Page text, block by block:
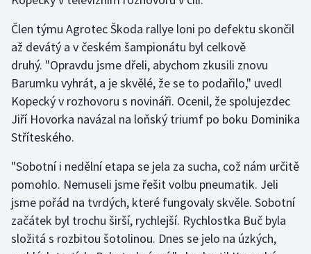
Plážový volejbal
Ragby
Rychlobruslení
Short track
Sportovní střelba
Stolní tenis
Člen týmu Agrotec Škoda rallye loni po defektu skončil
až devátý a v českém šampionátu byl celkově
druhý. "Opravdu jsme dřeli, abychom zkusili znovu
Barumku vyhrát, a je skvělé, že se to podařilo," uvedl
Kopecký v rozhovoru s novináři. Ocenil, že spolujezdec
Jiří Hovorka navázal na loňský triumf po boku Dominika
Stříteského.
"Sobotní i nedělní etapa se jela za sucha, což nám určitě
pomohlo. Nemuseli jsme řešit volbu pneumatik. Jeli
jsme pořád na tvrdých, které fungovaly skvěle. Sobotní
začátek byl trochu širší, rychlejší. Rychlostka Buč byla
složitá s rozbitou šotolinou. Dnes se jelo na úzkých,